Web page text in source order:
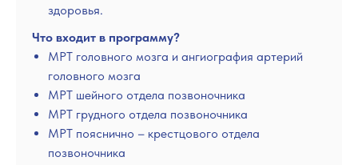
здоровья.
Что входит в программу?
МРТ головного мозга и ангиография артерий
головного мозга
МРТ шейного отдела позвоночника
МРТ грудного отдела позвоночника
МРТ пояснично – крестцового отдела
позвоночника